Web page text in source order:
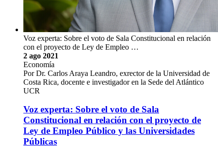
La Sede del Atlántico de la Universidad de Costa Rica
publicó en colaboración con la Editorial Letra Maya, la obra
Introducción a la microeconomía para administradores, escrita
por el Dr. Federico Rivera Romero, profesor de esta Unidad
Académica. La publicación se da en un marco …
Guillermo González Campos